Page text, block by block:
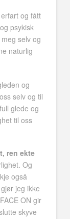
og fått
psykisk
selv og
naturlig
og
selv og til
glede og
til oss
ren ekte
Og
også
jeg ikke
ON gir
skyve